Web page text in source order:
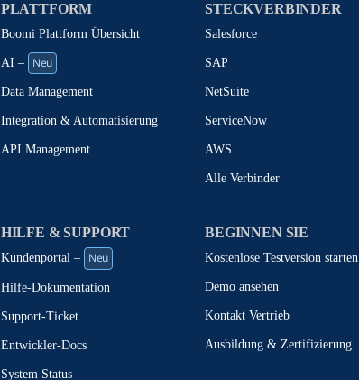
PLATTFORM
Boomi Plattform Übersicht
AI – Neu
Data Management
Integration & Automatisierung
API Management
STECKVERBINDER
Salesforce
SAP
NetSuite
ServiceNow
AWS
Alle Verbinder
HILFE & SUPPORT
Kundenportal – Neu
Hilfe-Dokumentation
Support-Ticket
Entwickler-Docs
System Status
BEGINNEN SIE
Kostenlose Testversion starten
Demo ansehen
Kontakt Vertrieb
Ausbildung & Zertifizierung